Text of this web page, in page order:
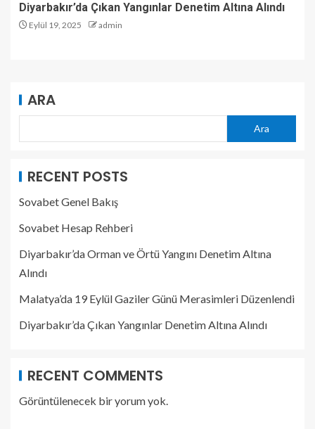
Diyarbakır’da Çıkan Yangınlar Denetim Altına Alındı
Eylül 19, 2025 admin
ARA
Ara
RECENT POSTS
Sovabet Genel Bakış
Sovabet Hesap Rehberi
Diyarbakır’da Orman ve Örtü Yangını Denetim Altına
Alındı
Malatya’da 19 Eylül Gaziler Günü Merasimleri Düzenlendi
Diyarbakır’da Çıkan Yangınlar Denetim Altına Alındı
RECENT COMMENTS
Görüntülenecek bir yorum yok.